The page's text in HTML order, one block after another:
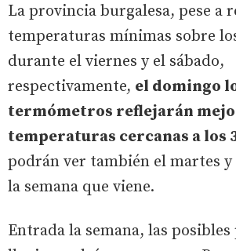
La provincia burgalesa, pese a
temperaturas mínimas sobre los
durante el viernes y el sábado,
respectivamente, el domingo
termómetros reflejarán
temperaturas cercanas a los
podrán ver también el martes y
la semana que viene.
Entrada la semana, las